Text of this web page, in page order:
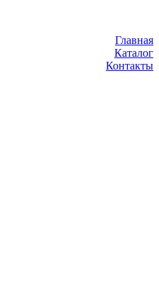
Главная
Каталог
Контакты